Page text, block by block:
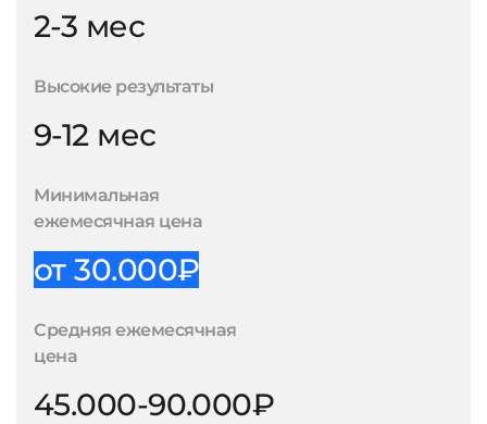
2-3 мес
Высокие результаты
9-12 мес
Минимальная
ежемесячная цена
от 30.000₽
Средняя ежемесячная
цена
45.000-90.000₽